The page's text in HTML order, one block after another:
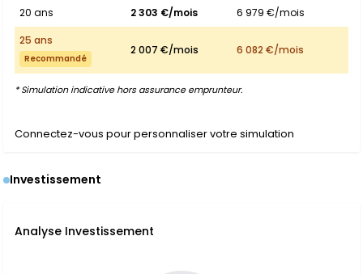
20 ans
2 303 €/mois
6 979 €/mois
25 ans
Recommandé
2 007 €/mois 6 082 €/mois
* Simulation indicative hors assurance emprunteur.
Connectez-vous pour personnaliser votre simulation
Investissement
Analyse Investissement